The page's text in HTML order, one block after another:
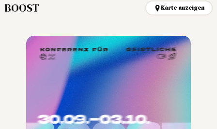
BOOST Karte anzeigen